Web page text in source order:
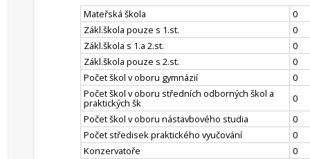
Mateřská škola
0
Zákl.škola pouze s 1.st.
0
Zákl.škola s 1.a 2.st.
0
Zákl.škola pouze s 2.st.
0
Počet škol v oboru gymnázií
0
Počet škol v oboru středních odborných škol a
praktických šk
0
Počet škol v oboru nástavbového studia
0
Počet středisek praktického vyučování
0
Konzervatoře
0